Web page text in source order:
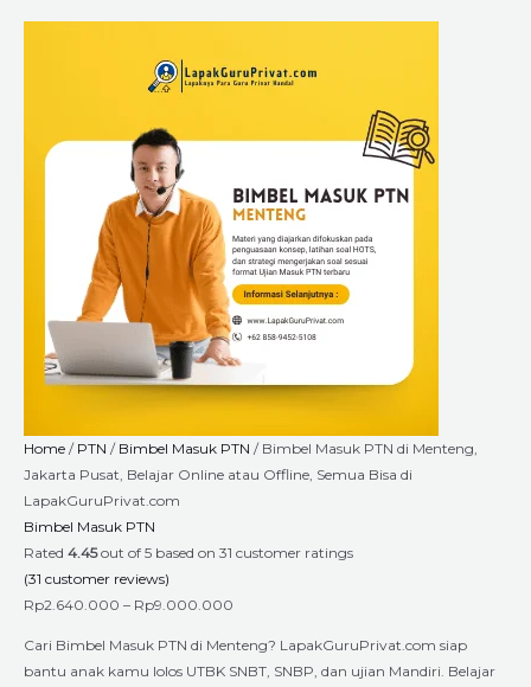
Home / PTN / Bimbel Masuk PTN / Bimbel Masuk PTN di Menteng,
Jakarta Pusat, Belajar Online atau Offline, Semua Bisa di
LapakGuruPrivat.com
Bimbel Masuk PTN
Rated 4.45out of 5 based on 31 customer ratings
(31 customer reviews)
Rp2.640.000 – Rp9.000.000
Rp2.640.000
through
Cari Bimbel Masuk PTN di Menteng? LapakGuruPrivat.com siap
bantu anak kamu lolos UTBK SNBT, SNBP, dan ujian Mandiri. Belajar
Jakarta
Bisa
LapakGuruPrivat.com